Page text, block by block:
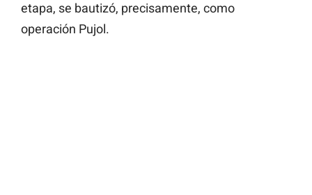
etapa, se bautizó, precisamente, como
operación Pujol.